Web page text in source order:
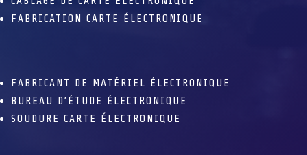
FABRICATION CARTE ÉLECTRONIQUE
FABRICANT DE MATÉRIEL ÉLECTRONIQUE
BUREAU D’ÉTUDE ÉLECTRONIQUE
SOUDURE CARTE ÉLECTRONIQUE